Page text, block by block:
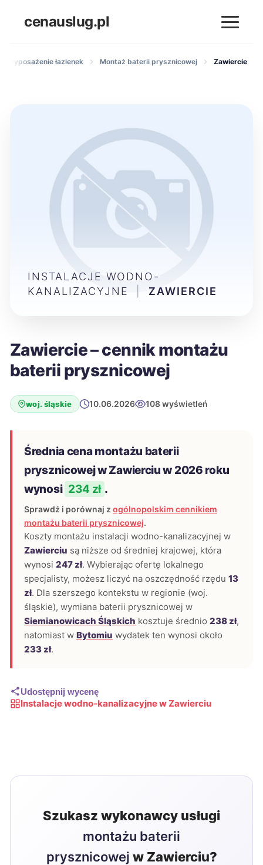
cenauslug.pl
i wyposażenie łazienek Montaż baterii prysznicowej Zawiercie
Zawiercie – cennik montażu
baterii prysznicowej
woj. śląskie 10.06.2026 108 wyświetleń
Średnia cena montażu baterii
prysznicowej w Zawierciu w 2026 roku
wynosi 234 zł .
Sprawdź i porównaj z ogólnopolskim cennikiem
montażu baterii prysznicowej.
Koszty montażu instalacji wodno-kanalizacyjnej w
Zawierciu są niższe od średniej krajowej, która
wynosi 247 zł. Wybierając ofertę lokalnego
specjalisty, możesz liczyć na oszczędność rzędu 13
zł. Dla szerszego kontekstu w regionie (woj.
śląskie), wymiana baterii prysznicowej w
Siemianowicach Śląskich kosztuje średnio 238 zł,
natomiast w Bytomiu wydatek ten wynosi około
233 zł.
Udostępnij wycenę
Instalacje wodno-kanalizacyjne w Zawierciu
INSTALACJE WODNO-
KANALIZACYJNE
ZAWIERCIE
Szukasz wykonawcy usługi
montażu baterii
prysznicowej w Zawierciu?